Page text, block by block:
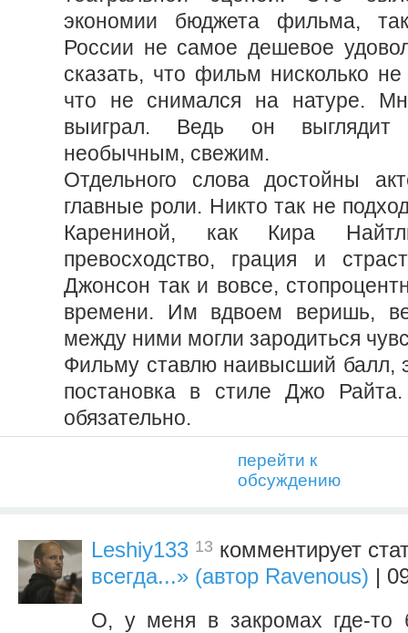
экономии бюджета фильма,
России не самое дешевое
сказать, что фильм нисколько не
что не снимался на натуре.
выиграл. Ведь он
необычным, свежим.
Отдельного слова достойны
главные роли. Никто так не
Карениной, как Кира
превосходство, грация и
Джонсон так и вовсе,
времени. Им вдвоем веришь,
между ними могли зародиться
Фильму ставлю наивысший балл,
постановка в стиле Джо
обязательно.
перейти к
обсуждению
Leshiy133 13 комментирует
всегда...» (автор Ravenous) |
О, у меня в закромах где-то